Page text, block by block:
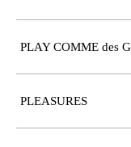
PLAY COMME des
PLEASURES